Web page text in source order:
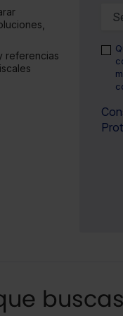
referencias
buscas